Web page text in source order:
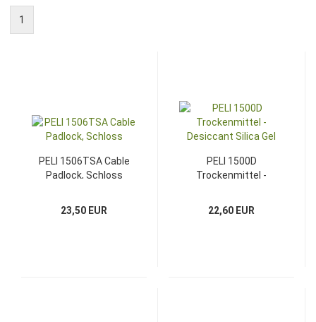
1
PELI 1506TSA Cable
Padlock, Schloss
23,50 EUR
PELI 1500D
Trockenmittel -
22,60 EUR